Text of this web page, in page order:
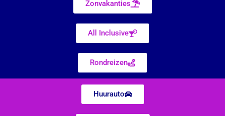
Zonvakanties
All Inclusive
Rondreizen
Huurauto